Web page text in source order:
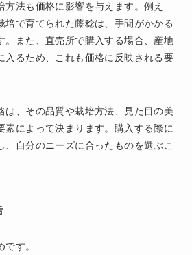
方法も価格に影響を与えます。例え
培で育てられた藤稔は、手間がかかる
。また、直売所で購入する場合、産地
入るため、これも価格に反映される要
は、その品質や栽培方法、見た目の美
素によって決まります。購入する際に
、自分のニーズに合ったものを選ぶこ
す。